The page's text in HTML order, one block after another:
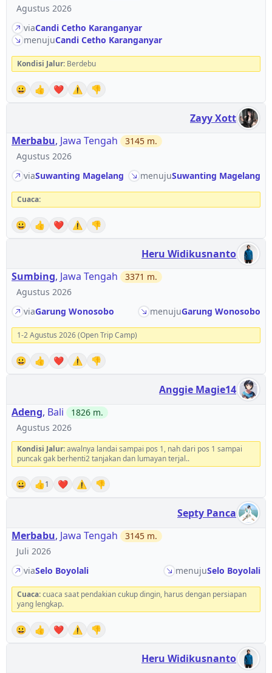
Agustus 2026
viaCandi Cetho Karanganyar
menujuCandi Cetho Karanganyar
Kondisi Jalur: Berdebu
😀 👍 ❤️ ⚠️ 👎
Zayy Xott
Merbabu, Jawa Tengah 3145 m.
Agustus 2026
viaSuwanting Magelang menujuSuwanting Magelang
Cuaca:
😀 👍 ❤️ ⚠️ 👎
Heru Widikusnanto
Sumbing, Jawa Tengah 3371 m.
Agustus 2026
viaGarung Wonosobo menujuGarung Wonosobo
1-2 Agustus 2026 (Open Trip Camp)
😀 👍 ❤️ ⚠️ 👎
Anggie Magie14
Adeng, Bali 1826 m.
Agustus 2026
Kondisi Jalur:awalnya landai sampai pos 1, nah dari pos 1 sampai
puncak gak berhenti2 tanjakan dan lumayan terjal..
😀 👍1 ❤️ ⚠️ 👎
Septy Panca
Merbabu, Jawa Tengah 3145 m.
Juli 2026
viaSelo Boyolali menujuSelo Boyolali
Cuaca:cuaca saat pendakian cukup dingin, harus dengan persiapan
yang lengkap.
😀 👍 ❤️ ⚠️ 👎
Heru Widikusnanto